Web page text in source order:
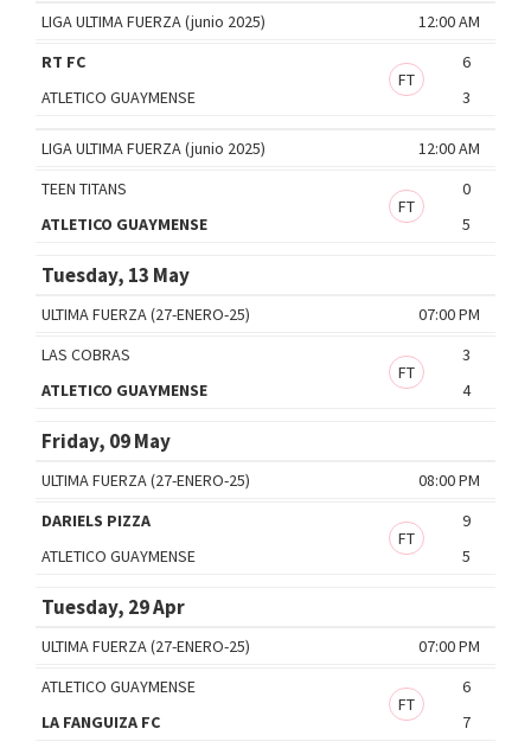
12:00 AM
LIGA ULTIMA FUERZA (junio 2025)
RT FC
6
FT
ATLETICO GUAYMENSE
3
12:00 AM
LIGA ULTIMA FUERZA (junio 2025)
TEEN TITANS
0
FT
ATLETICO GUAYMENSE
5
Tuesday, 13 May
07:00 PM
ULTIMA FUERZA (27-ENERO-25)
LAS COBRAS
3
FT
ATLETICO GUAYMENSE
4
Friday, 09 May
08:00 PM
ULTIMA FUERZA (27-ENERO-25)
DARIELS PIZZA
9
FT
ATLETICO GUAYMENSE
5
Tuesday, 29 Apr
07:00 PM
ULTIMA FUERZA (27-ENERO-25)
ATLETICO GUAYMENSE
6
FT
LA FANGUIZA FC
7